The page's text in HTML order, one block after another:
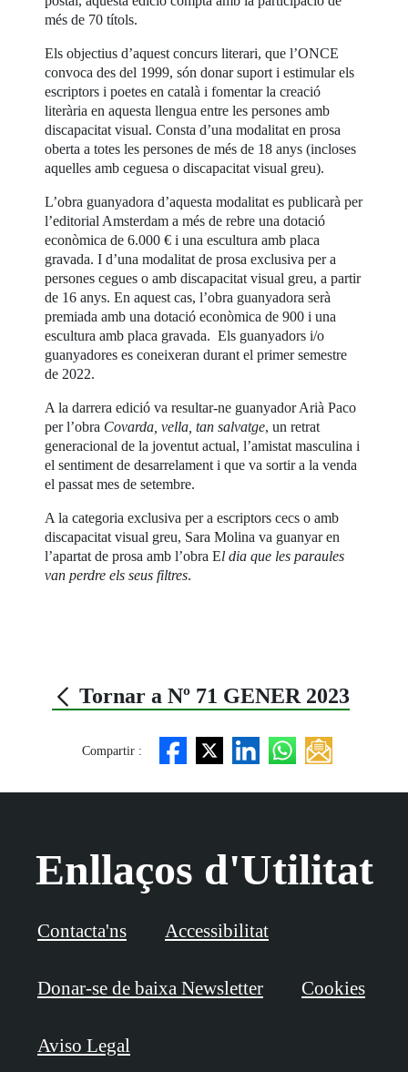
més de 70 títols.
Els objectius d’aquest concurs literari, que l’ONCE
convoca des del 1999, són donar suport i estimular els
escriptors i poetes en català i fomentar la creació
literària en aquesta llengua entre les persones amb
discapacitat visual. Consta d’una modalitat en prosa
oberta a totes les persones de més de 18 anys (incloses
aquelles amb ceguesa o discapacitat visual greu).
L’obra guanyadora d’aquesta modalitat es publicarà per
l’editorial Amsterdam a més de rebre una dotació
econòmica de 6.000 € i una escultura amb placa
gravada. I d’una modalitat de prosa exclusiva per a
persones cegues o amb discapacitat visual greu, a partir
de 16 anys. En aquest cas, l’obra guanyadora serà
premiada amb una dotació econòmica de 900 i una
escultura amb placa gravada. Els guanyadors i/o
guanyadores es coneixeran durant el primer semestre
de 2022.
A la darrera edició va resultar-ne guanyador Arià Paco
per l’obra Covarda, vella, tan salvatge, un retrat
generacional de la joventut actual, l’amistat masculina i
el sentiment de desarrelament i que va sortir a la venda
el passat mes de setembre.
A la categoria exclusiva per a escriptors cecs o amb
discapacitat visual greu, Sara Molina va guanyar en
l’apartat de prosa amb l’obra El dia que les paraules
van perdre els seus filtres.
Tornar a Nº 71 GENER 2023
Compartir :
Enllaços d'Utilitat
Contacta'ns Accessibilitat
Donar-se de baixa Newsletter Cookies
Aviso Legal